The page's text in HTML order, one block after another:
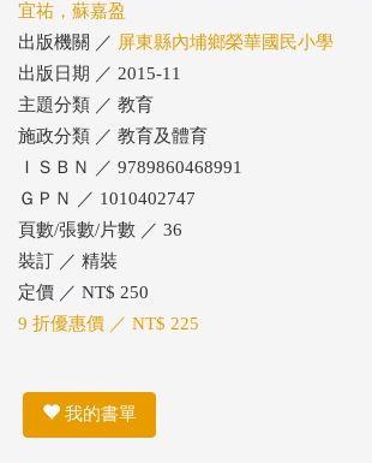
宜祐，蘇嘉盈
出版機關 ／ 屏東縣內埔鄉榮華國民小學
出版日期 ／ 2015-11
主題分類 ／ 教育
施政分類 ／ 教育及體育
ＩＳＢＮ ／ 9789860468991
ＧＰＮ ／ 1010402747
頁數/張數/片數 ／ 36
裝訂 ／ 精裝
定價 ／ NT$ 250
9 折優惠價 ／ NT$ 225
我的書單